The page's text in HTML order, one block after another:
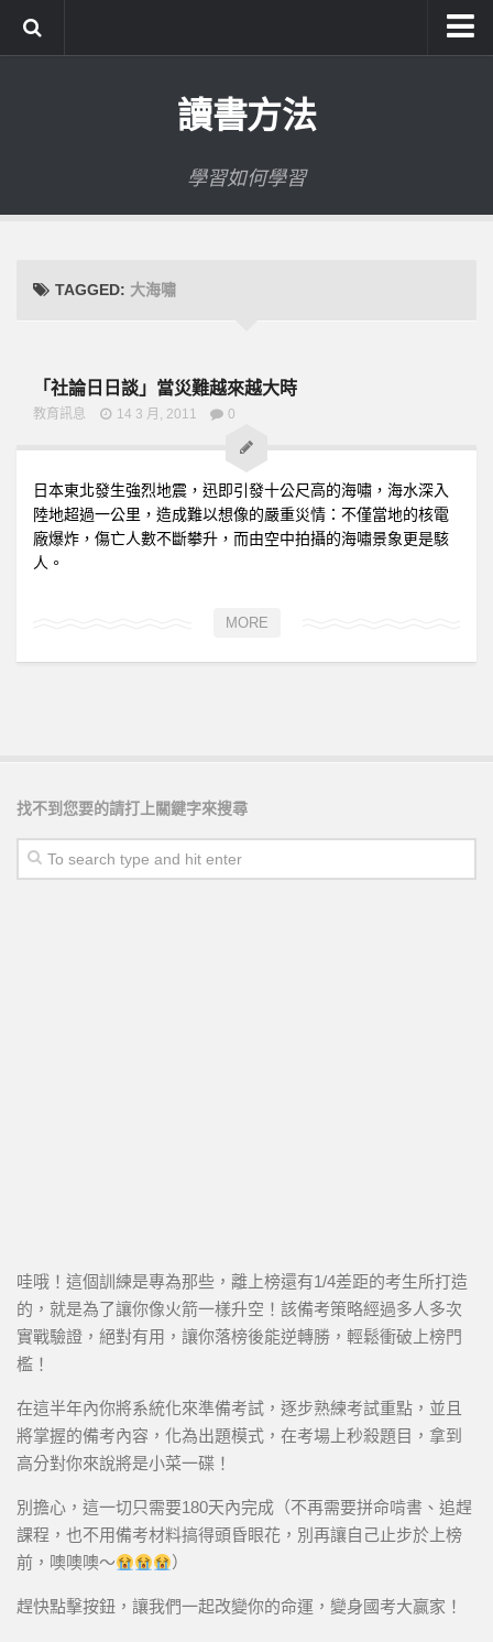
讀書方法
學習如何學習
TAGGED: 大海嘯
「社論日日談」當災難越來越大時
教育訊息 14 3 月, 2011 0
日本東北發生強烈地震，迅即引發十公尺高的海嘯，海水深入
陸地超過一公里，造成難以想像的嚴重災情：不僅當地的核電
廠爆炸，傷亡人數不斷攀升，而由空中拍攝的海嘯景象更是駭
人。
MORE
找不到您要的請打上關鍵字來搜尋
哇哦！這個訓練是專為那些，離上榜還有1/4差距的考生所打造
的，就是為了讓你像火箭一樣升空！該備考策略經過多人多次
實戰驗證，絕對有用，讓你落榜後能逆轉勝，輕鬆衝破上榜門
檻！
在這半年內你將系統化來準備考試，逐步熟練考試重點，並且
將掌握的備考內容，化為出題模式，在考場上秒殺題目，拿到
高分對你來說將是小菜一碟！
別擔心，這一切只需要180天內完成（不再需要拼命啃書、追趕
課程，也不用備考材料搞得頭昏眼花，別再讓自己止步於上榜
前，噢噢噢～
）
趕快點擊按鈕，讓我們一起改變你的命運，變身國考大贏家！